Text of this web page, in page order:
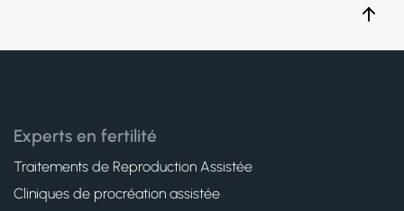
Experts en fertilité
Traitements de Reproduction Assistée
Cliniques de procréation assistée